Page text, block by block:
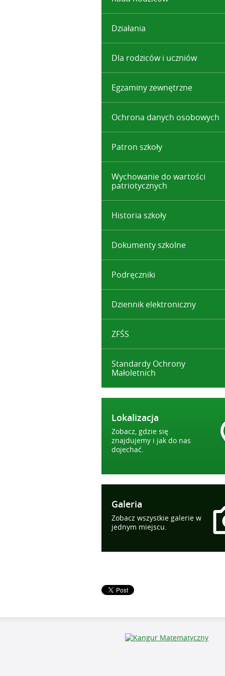
Działania
Dla rodziców i uczniów
Egzaminy zewnętrzne
Ochrona danych osobowych
Patron szkoły
Wychowanie do wartości
patriotycznych
Historia szkoły
Dokumenty szkolne
Podręczniki
Dziennik elektroniczny
ZFŚS
Standardy Ochrony
Małoletnich
Lokalizacja
Zobacz, gdzie się
znajdujemy i jak do nas
dojechać.
Galeria
Zobacz wszystkie galerie w
jednym miejscu.